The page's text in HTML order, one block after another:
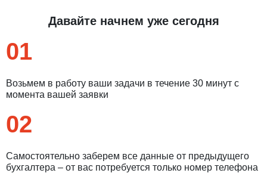
Давайте начнем уже сегодня
01
Возьмем в работу ваши задачи в течение 30 минут с
момента вашей заявки
02
Самостоятельно заберем все данные от предыдущего
бухгалтера – от вас потребуется только номер телефона